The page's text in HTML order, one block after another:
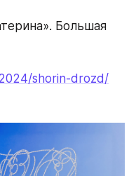
Большая
shorin-drozd/